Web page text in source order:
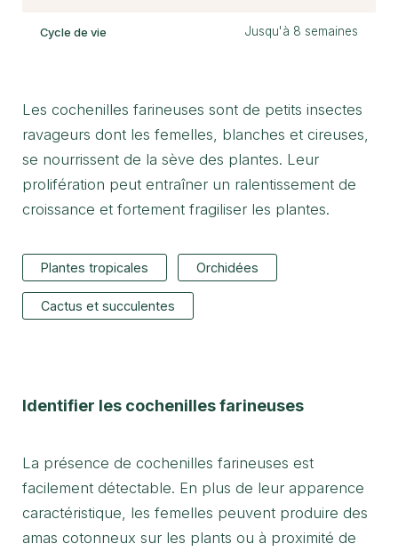
Cycle de vie Jusqu'à 8 semaines
Les cochenilles farineuses sont de petits insectes
ravageurs dont les femelles, blanches et cireuses,
se nourrissent de la sève des plantes. Leur
prolifération peut entraîner un ralentissement de
croissance et fortement fragiliser les plantes.
Plantes tropicales Orchidées
Cactus et succulentes
Identifier les cochenilles farineuses
La présence de cochenilles farineuses est
facilement détectable. En plus de leur apparence
caractéristique, les femelles peuvent produire des
amas cotonneux sur les plants ou à proximité de